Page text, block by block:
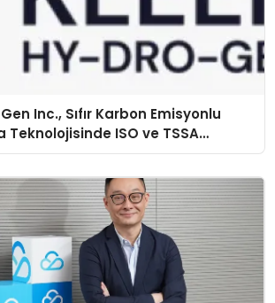
Inc., Sıfır Karbon Emisyonlu
Teknolojisinde ISO ve TSSA
Aldı